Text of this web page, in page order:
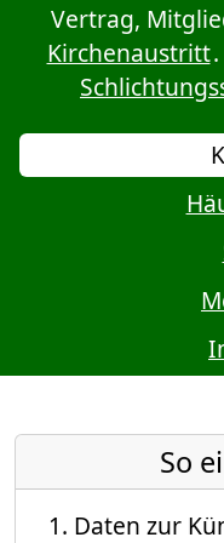
Vertrag,
Kirchenaustritt
So
Daten zur